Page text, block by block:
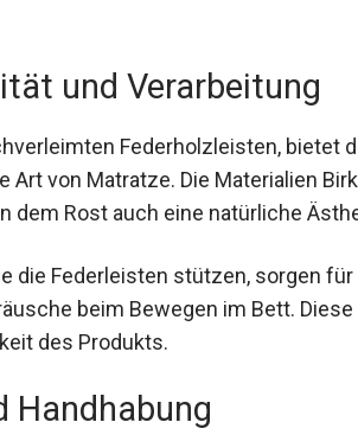
und Verarbeitung
Federholzleisten, bietet
Art von Matratze. Die Materialien
dem Rost auch eine natürliche
die Federleisten stützen, sorgen
beim Bewegen im Bett.
des Produkts.
Handhabung